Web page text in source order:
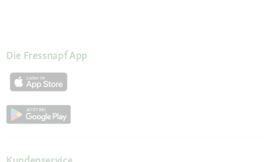
Die Fressnapf App